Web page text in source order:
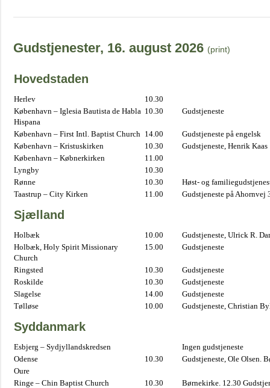
Gudstjenester, 16. august 2026 (print)
Hovedstaden
Herlev
10.30
København – Iglesia Bautista de Habla
Hispana
10.30 Gudstjeneste
København – First Intl. Baptist Church 14.00
Gudstjeneste på engelsk
København – Kristuskirken
10.30
Gudstjeneste, Henrik Kaas
København – Købnerkirken
11.00
Lyngby
10.30
Rønne
10.30
Høst- og
Taastrup – City Kirken
11.00 Gudstjeneste på Ahornvej
Sjælland
Holbæk 10.00
Gudstjeneste, Ulrick R.
Holbæk, Holy Spirit Missionary
Church
15.00 Gudstjeneste
Ringsted 10.30
Gudstjeneste
Roskilde
10.30
Gudstjeneste
Slagelse
14.00
Gudstjeneste
Tølløse
10.00 Gudstjeneste, Christian
Syddanmark
Esbjerg – Sydjyllandskredsen
Ingen gudstjeneste
Odense
10.30
Gudstjeneste, Ole Olsen.
Oure
Ringe – Chin Baptist Church
10.30
Børnekirke. 12.30